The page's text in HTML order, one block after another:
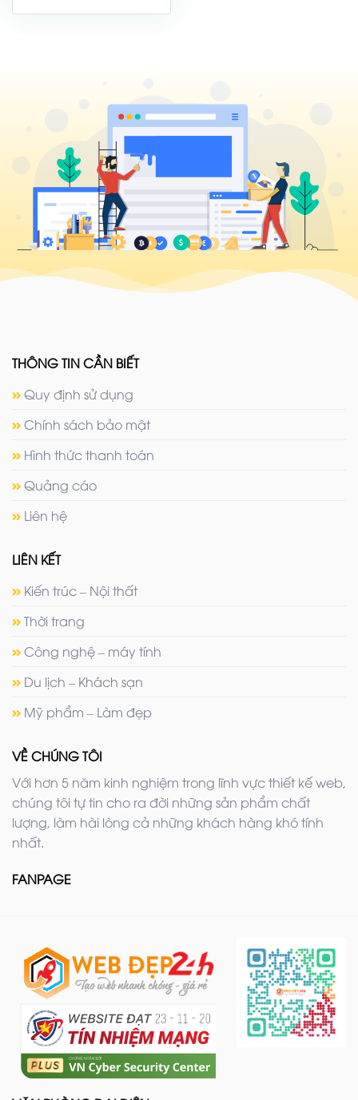
THÔNG TIN CẦN BIẾT
Quy định sử dụng
Chính sách bảo mật
Hình thức thanh toán
Quảng cáo
Liên hệ
LIÊN KẾT
Kiến trúc – Nội thất
Thời trang
Công nghệ – máy tính
Du lịch – Khách sạn
Mỹ phẩm – Làm đẹp
VỀ CHÚNG TÔI
Với hơn 5 năm kinh nghiệm trong lĩnh vực thiết kế web,
chúng tôi tự tin cho ra đời những sản phẩm chất
lượng, làm hài lòng cả những khách hàng khó tính
nhất.
FANPAGE